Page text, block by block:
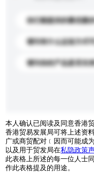
你们能提供的最优惠
请问有什么运送方式
请问你的产品是否支
本人确认已阅读及同意香港
香港贸易发展局可将上述资
广或商贸配对﹝因而可能成
以及用于贸发局在私隐政策
此表格上所述的每一位人士
作此表格提及的用途。